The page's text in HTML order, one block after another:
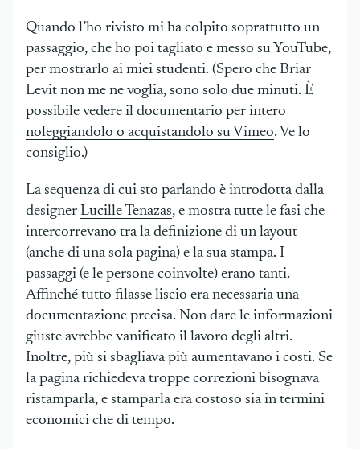
Quando l’ho rivisto mi ha colpito soprattutto un
passaggio, che ho poi tagliato e messo su YouTube,
per mostrarlo ai miei studenti. (Spero che Briar
Levit non me ne voglia, sono solo due minuti. È
possibile vedere il documentario per intero
noleggiandolo o acquistandolo su Vimeo. Ve lo
consiglio.)
La sequenza di cui sto parlando è introdotta dalla
designer Lucille Tenazas, e mostra tutte le fasi che
intercorrevano tra la definizione di un layout
(anche di una sola pagina) e la sua stampa. I
passaggi (e le persone coinvolte) erano tanti.
Affinché tutto filasse liscio era necessaria una
documentazione precisa. Non dare le informazioni
giuste avrebbe vanificato il lavoro degli altri.
Inoltre, più si sbagliava più aumentavano i costi. Se
la pagina richiedeva troppe correzioni bisognava
ristamparla, e stamparla era costoso sia in termini
economici che di tempo.